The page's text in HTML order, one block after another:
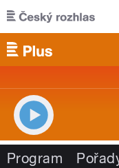
Přejít k hlavnímu obsahu
Program